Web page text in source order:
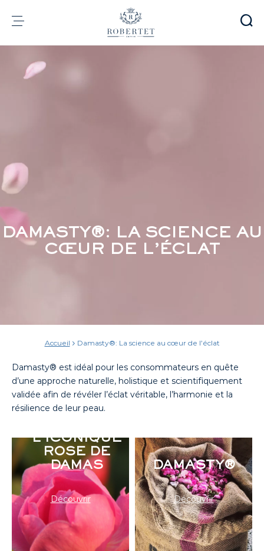
Groupe
Parfumerie
Engagements
Informations financières
Média
Contact
e-Robertet
DAMASTY®: LA SCIENCE AU
CŒUR DE L’ÉCLAT
Accueil Damasty®: La science au cœur de l’éclat
Damasty® est idéal pour les consommateurs en quête
d’une approche naturelle, holistique et scientifiquement
validée afin de révéler l’éclat véritable, l’harmonie et la
résilience de leur peau.
L'ICONIQUE
ROSE DE
DAMAS
Découvrir
DAMASTY®
Découvrir
Panneau de gestion des cookies